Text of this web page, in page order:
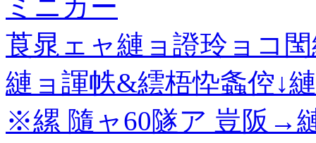
ミニカー
莨晁ェャ縺ョ證玲ョコ
縺ョ諢帙&繧梧忰螽倥↓
※縲 隨ャ60隧ア 豈阪→